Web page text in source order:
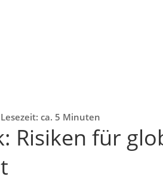
Lesezeit: ca. 5 Minuten
Risiken für